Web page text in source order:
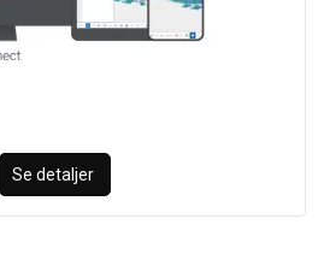
Se detaljer